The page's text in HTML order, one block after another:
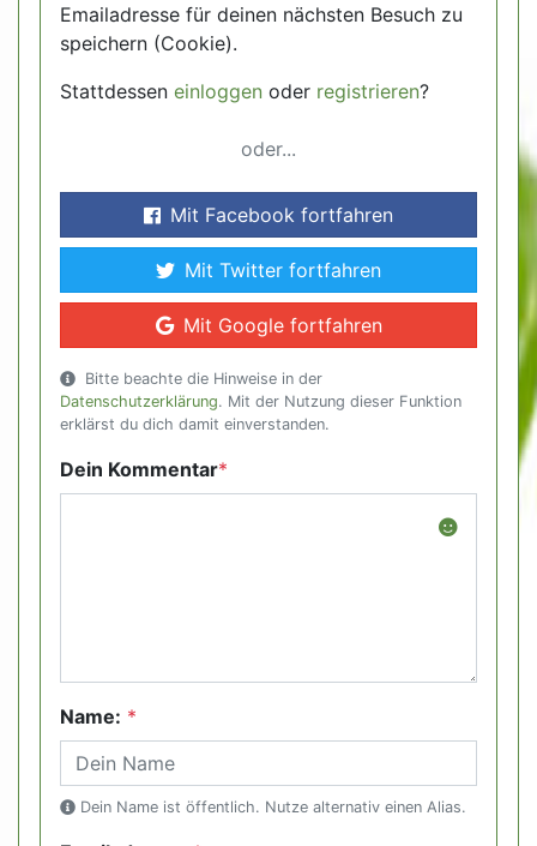
Emailadresse für deinen nächsten Besuch zu
speichern (Cookie).
Stattdessen einloggen oder registrieren?
oder...
Mit Facebook fortfahren
Mit Twitter fortfahren
Mit Google fortfahren
Bitte beachte die Hinweise in der
Datenschutzerklärung. Mit der Nutzung dieser Funktion
erklärst du dich damit einverstanden.
Dein Kommentar*
Name: *
Dein Name ist öffentlich. Nutze alternativ einen Alias.